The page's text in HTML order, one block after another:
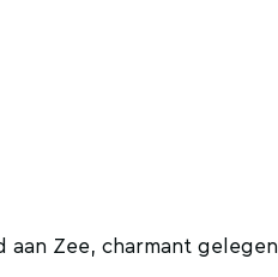
aan Zee, charmant gelegen